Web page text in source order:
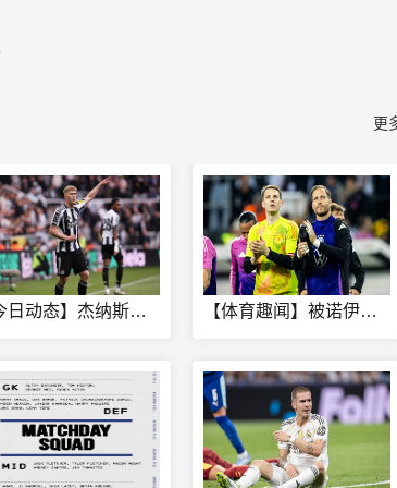
更
【今日动态】杰纳斯：曼联对霍尔抛出橄榄枝，对他而言是迈向正确 【体育趣闻】被诺伊尔⭐抢走首发！鲍曼：我跟纳帅电话了一小时，